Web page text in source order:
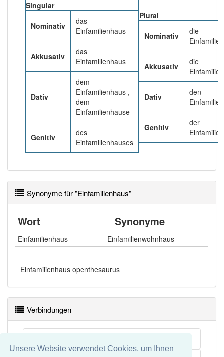
Unsere Website verwendet Cookies, um Ihnen
Singular
Nominativ
das
Einfamilienhaus
Akkusativ
das
Einfamilienhaus
Dativ
dem
Einfamilienhaus ,
dem
Einfamilienhause
Genitiv
des
Einfamilienhauses
Plural
Nominativ
die
Akkusativ
die
Dativ
den
Genitiv
der
Synonyme für "Einfamilienhaus"
Wort Synonyme
Einfamilienhaus Einfamilienwohnhaus
Einfamilienhaus openthesaurus
Verbindungen